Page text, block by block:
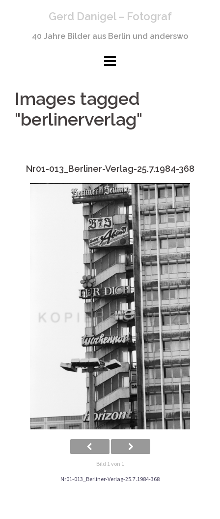
Gerd Danigel – Fotograf
40 Jahre Bilder aus Berlin und anderswo
Images tagged
"berlinerverlag"
Nr01-013_Berliner-Verlag-25.7.1984-368
Bild 1 von 1
Nr01-013_Berliner-Verlag-25.7.1984-368